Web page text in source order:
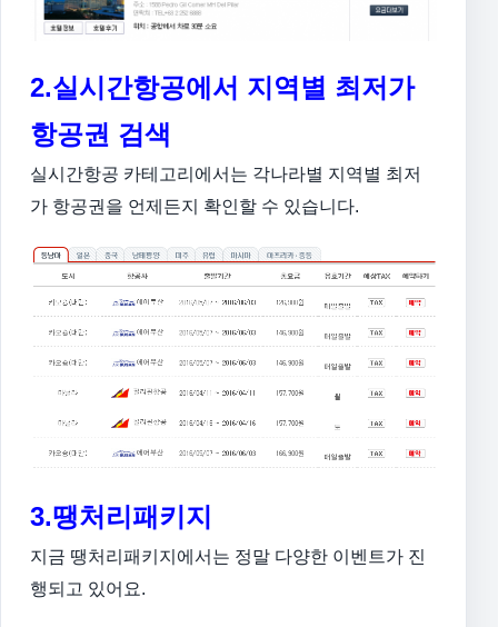
2.실시간항공에서 지역별 최저가
항공권 검색
실시간항공 카테고리에서는 각나라별 지역별 최저
가 항공권을 언제든지 확인할 수 있습니다.
3.땡처리패키지
지금 땡처리패키지에서는 정말 다양한 이벤트가 진
행되고 있어요.